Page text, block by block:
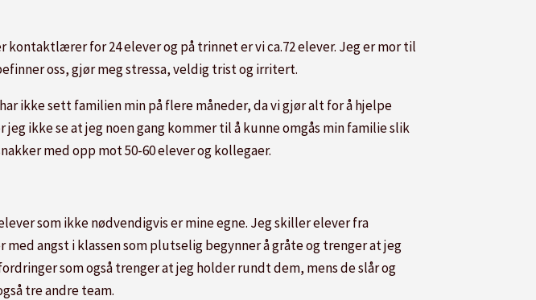
for 24 elever og på trinnet er vi ca.72 elever. Jeg er mor til
oss, gjør meg stressa, veldig trist og irritert.
ikke sett familien min på flere måneder, da vi gjør alt for å hjelpe
ikke se at jeg noen gang kommer til å kunne omgås min familie slik
med opp mot 50-60 elever og kollegaer.
som ikke nødvendigvis er mine egne. Jeg skiller elever fra
med angst i klassen som plutselig begynner å gråte og trenger at jeg
som også trenger at jeg holder rundt dem, mens de slår og
tre andre team.